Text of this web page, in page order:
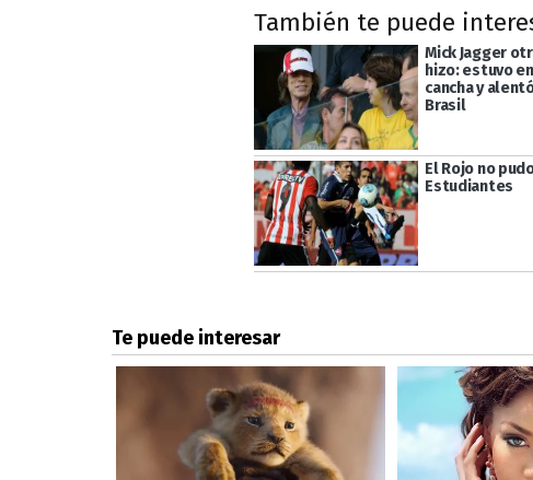
También te puede
Mick Jagger
hizo: estuvo
cancha y
Brasil
El Rojo no
Estudiantes